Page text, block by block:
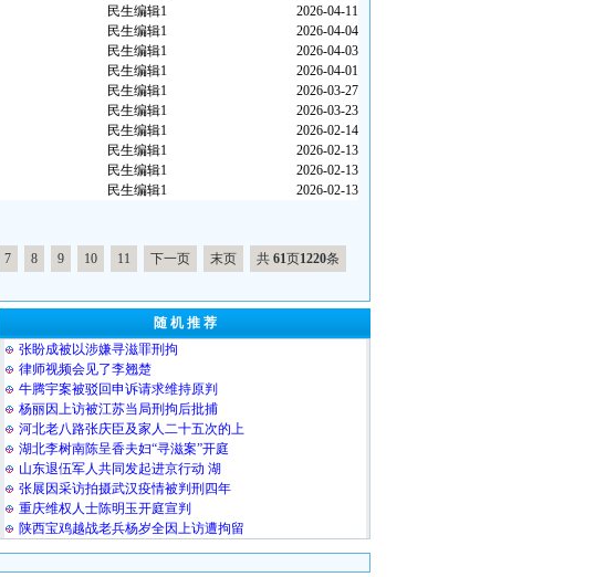
民生编辑1
2026-04-11
民生编辑1
2026-04-04
民生编辑1
2026-04-03
民生编辑1
2026-04-01
民生编辑1
2026-03-27
民生编辑1
2026-03-23
民生编辑1
2026-02-14
民生编辑1
2026-02-13
民生编辑1
2026-02-13
民生编辑1 2026-02-13
7 8 9 10 11 下一页 末页 共 61页1220条
随 机 推 荐
张盼成被以涉嫌寻滋罪刑拘
律师视频会见了李翘楚
牛腾宇案被驳回申诉请求维持原判
杨丽因上访被江苏当局刑拘后批捕
河北老八路张庆臣及家人二十五次的上
湖北李树南陈呈香夫妇“寻滋案”开庭
山东退伍军人共同发起进京行动 湖
张展因采访拍摄武汉疫情被判刑四年
重庆维权人士陈明玉开庭宣判
陕西宝鸡越战老兵杨岁全因上访遭拘留